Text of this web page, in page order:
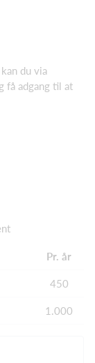
du via
få adgang til at
Pr. år
450
1.000